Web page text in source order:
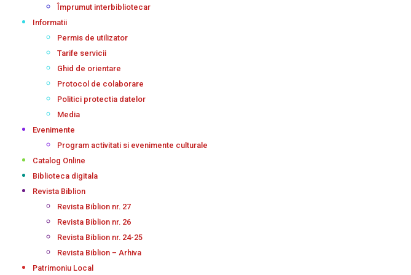
Împrumut interbibliotecar
Informatii
Permis de utilizator
Tarife servicii
Ghid de orientare
Protocol de colaborare
Politici protectia datelor
Media
Evenimente
Program activitati si evenimente culturale
Catalog Online
Biblioteca digitala
Revista Biblion
Revista Biblion nr. 27
Revista Biblion nr. 26
Revista Biblion nr. 24-25
Revista Biblion – Arhiva
Patrimoniu Local